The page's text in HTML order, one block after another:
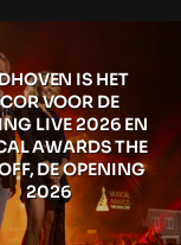
IS HET
VOOR DE
LIVE 2026 EN
AWARDS THE
DE OPENING
2026